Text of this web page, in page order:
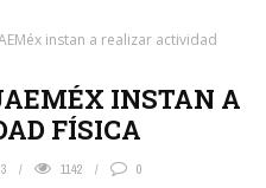
instan a realizar actividad
INSTAN A
FÍSICA
1142 0